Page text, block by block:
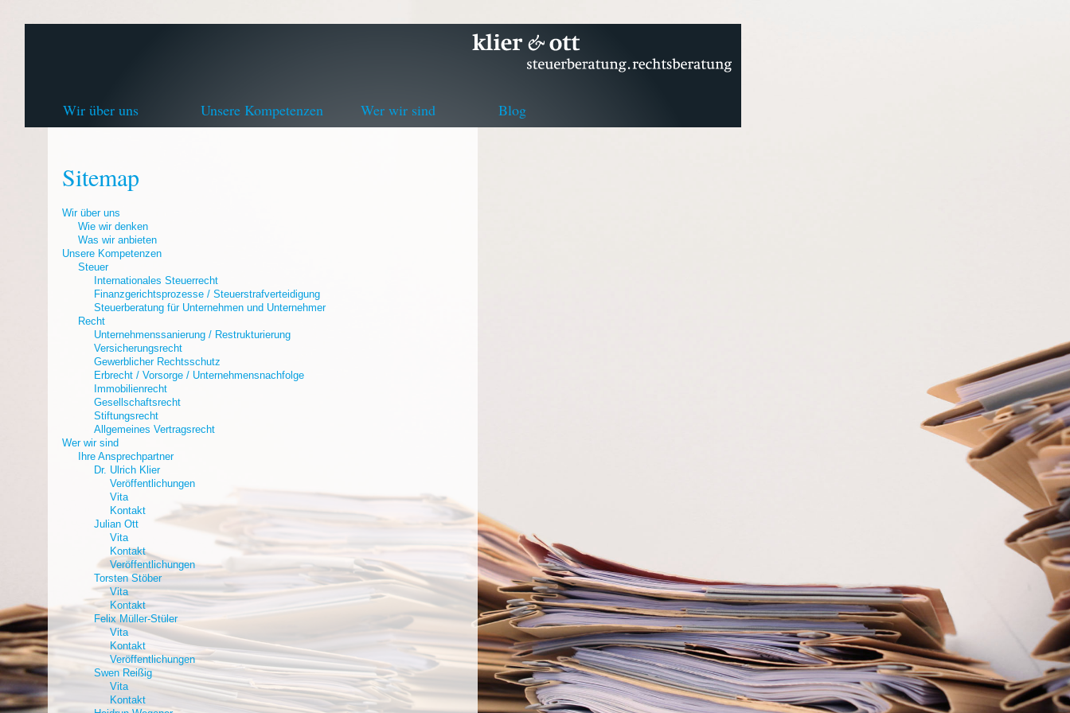
Wir über uns Unsere Kompetenzen Wer wir sind Blog
Sitemap
Wir über uns
Wie wir denken
Was wir anbieten
Unsere Kompetenzen
Steuer
Internationales Steuerrecht
Finanzgerichtsprozesse / Steuerstrafverteidigung
Steuerberatung für Unternehmen und Unternehmer
Recht
Unternehmenssanierung / Restrukturierung
Versicherungsrecht
Gewerblicher Rechtsschutz
Erbrecht / Vorsorge / Unternehmensnachfolge
Immobilienrecht
Gesellschaftsrecht
Stiftungsrecht
Allgemeines Vertragsrecht
Wer wir sind
Ihre Ansprechpartner
Dr. Ulrich Klier
Veröffentlichungen
Vita
Kontakt
Julian Ott
Vita
Kontakt
Veröffentlichungen
Torsten Stöber
Vita
Kontakt
Felix Müller-Stüler
Vita
Kontakt
Veröffentlichungen
Swen Reißig
Vita
Kontakt